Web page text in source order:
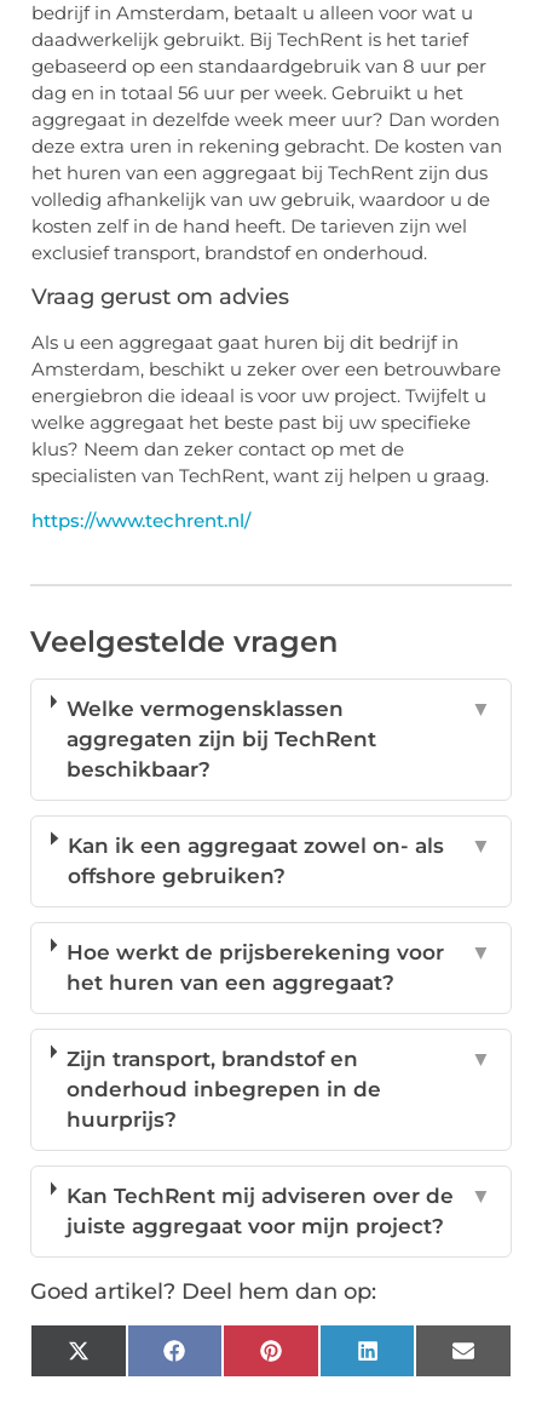
bedrijf in Amsterdam, betaalt u alleen voor wat u
daadwerkelijk gebruikt. Bij TechRent is het tarief
gebaseerd op een standaardgebruik van 8 uur per
dag en in totaal 56 uur per week. Gebruikt u het
aggregaat in dezelfde week meer uur? Dan worden
deze extra uren in rekening gebracht. De kosten van
het huren van een aggregaat bij TechRent zijn dus
volledig afhankelijk van uw gebruik, waardoor u de
kosten zelf in de hand heeft. De tarieven zijn wel
exclusief transport, brandstof en onderhoud.
Vraag gerust om advies
Als u een aggregaat gaat huren bij dit bedrijf in
Amsterdam, beschikt u zeker over een betrouwbare
energiebron die ideaal is voor uw project. Twijfelt u
welke aggregaat het beste past bij uw specifieke
klus? Neem dan zeker contact op met de
specialisten van TechRent, want zij helpen u graag.
https://www.techrent.nl/
Veelgestelde vragen
Welke vermogensklassen
aggregaten zijn bij TechRent
beschikbaar?
▼
Kan ik een aggregaat zowel on- als
offshore gebruiken?
▼
Hoe werkt de prijsberekening voor
het huren van een aggregaat?
▼
Zijn transport, brandstof en
onderhoud inbegrepen in de
huurprijs?
▼
Kan TechRent mij adviseren over de
juiste aggregaat voor mijn project?
▼
Goed artikel? Deel hem dan op:
X
(Twitter)
FacebookPinterestLinkedInEmail